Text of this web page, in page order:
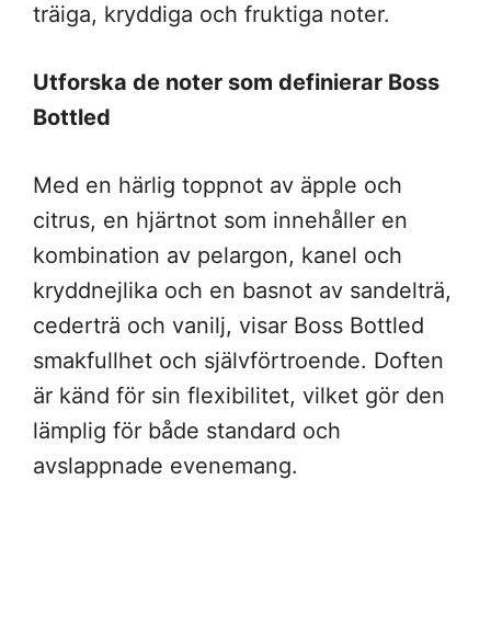
träiga, kryddiga och fruktiga noter.
Utforska de noter som definierar Boss
Bottled
Med en härlig toppnot av äpple och
citrus, en hjärtnot som innehåller en
kombination av pelargon, kanel och
kryddnejlika och en basnot av sandelträ,
cederträ och vanilj, visar Boss Bottled
smakfullhet och självförtroende. Doften
är känd för sin flexibilitet, vilket gör den
lämplig för både standard och
avslappnade evenemang.